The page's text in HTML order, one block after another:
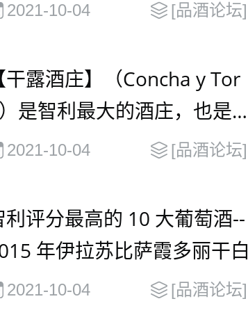
2021-10-04 [品酒论坛]
【干露酒庄】（Concha y Tor
是智利最大的酒庄，也是
球第二大最受欢迎的葡萄酒
2021-10-04 [品酒论坛]
利评分最高的 10 大葡萄酒--
年伊拉苏比萨霞多丽干白
2021-10-04 [品酒论坛]